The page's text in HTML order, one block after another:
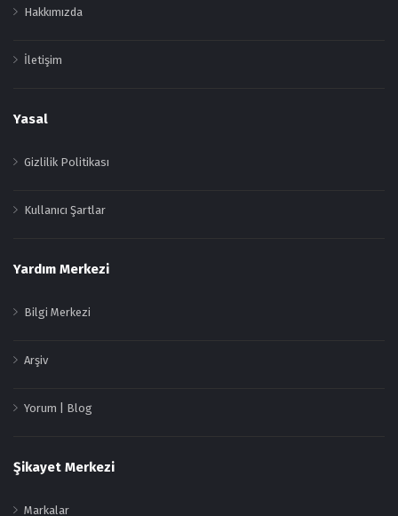
Hakkımızda
İletişim
Yasal
Gizlilik Politikası
Kullanıcı Şartlar
Yardım Merkezi
Bilgi Merkezi
Arşiv
Yorum | Blog
Şikayet Merkezi
Markalar